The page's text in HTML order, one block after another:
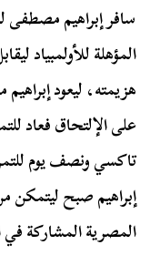
سافر إبراهيم مصطفى
المؤهلة للأولمبياد
هزيمته، ليعود
على الإلتحاق فعاد
تاكسي ونصف يوم
إبراهيم صبح ليتمكن